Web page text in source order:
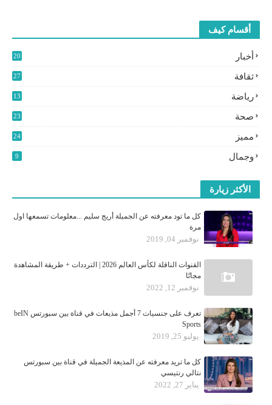
أقسام كيف
أخبار
20
ثقافة
27
رياضة
13
صحة 23
مميز
24
وجمال 9
الأكثر زيارة
كل ما تود معرفته عن الجميلة أريج سليم ...معلومات تسمعها اول
مرة
نوفمبر 04, 2019
القنوات الناقلة لكأس العالم 2026 | الترددات + طريقة المشاهدة
مجانًا
نوفمبر 12, 2022
تعرف على جنسيات 7 أجمل مذيعات في قناة بين سبورتس beIN
Sports
يوليو 25, 2019
كل ما تريد معرفته عن المذيعة الجميلة في قناة بين سبورتس
نتالي رنتيسي
يناير 27, 2022